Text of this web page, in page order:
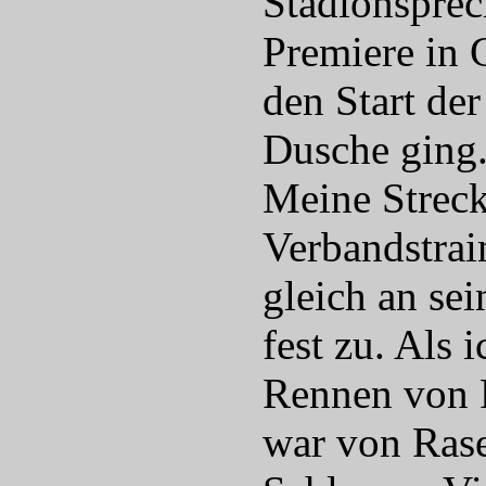
Premiere in
den Start
Dusche
Meine
gleich an
fest zu. Als
Rennen
war von